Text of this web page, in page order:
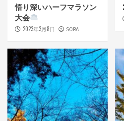
悟り深いハーフマラソン
大会
2023年3月8日 SORA